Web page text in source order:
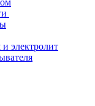
электролит